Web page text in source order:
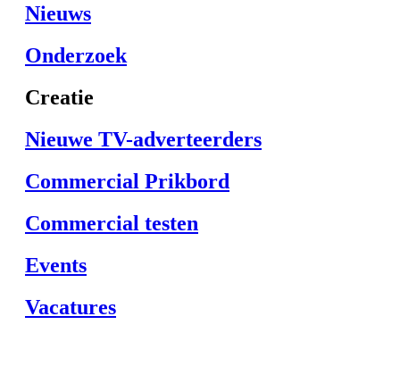
Nieuws
Onderzoek
Creatie
Nieuwe TV-adverteerders
Commercial Prikbord
Commercial testen
Events
Vacatures